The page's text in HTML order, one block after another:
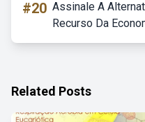
#20 Assinale A
Recurso Da
Related Posts